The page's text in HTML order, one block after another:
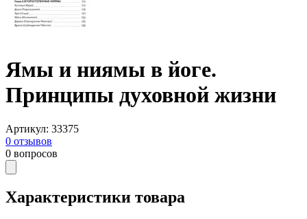
Ямы и ниямы в йоге.
Принципы духовной жизни
Артикул: 33375
0 отзывов
0 вопросов
Характеристики товара